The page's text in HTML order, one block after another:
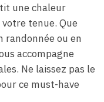
une chaleur
tenue. Que
randonnée ou en
accompagne
Ne laissez pas le
ce must-have